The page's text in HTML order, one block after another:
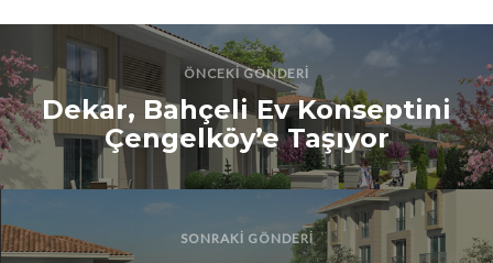
ÖNCEKI GÖNDERI
Dekar, Bahçeli Ev Konseptini
Çengelköy’e Taşıyor
SONRAKI GÖNDERI